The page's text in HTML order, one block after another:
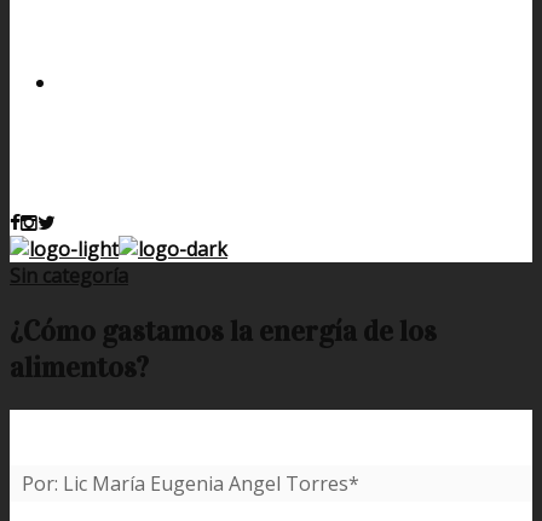
Sin categoría
¿Cómo gastamos la energía de los
alimentos?
Por: Lic María Eugenia Angel Torres*